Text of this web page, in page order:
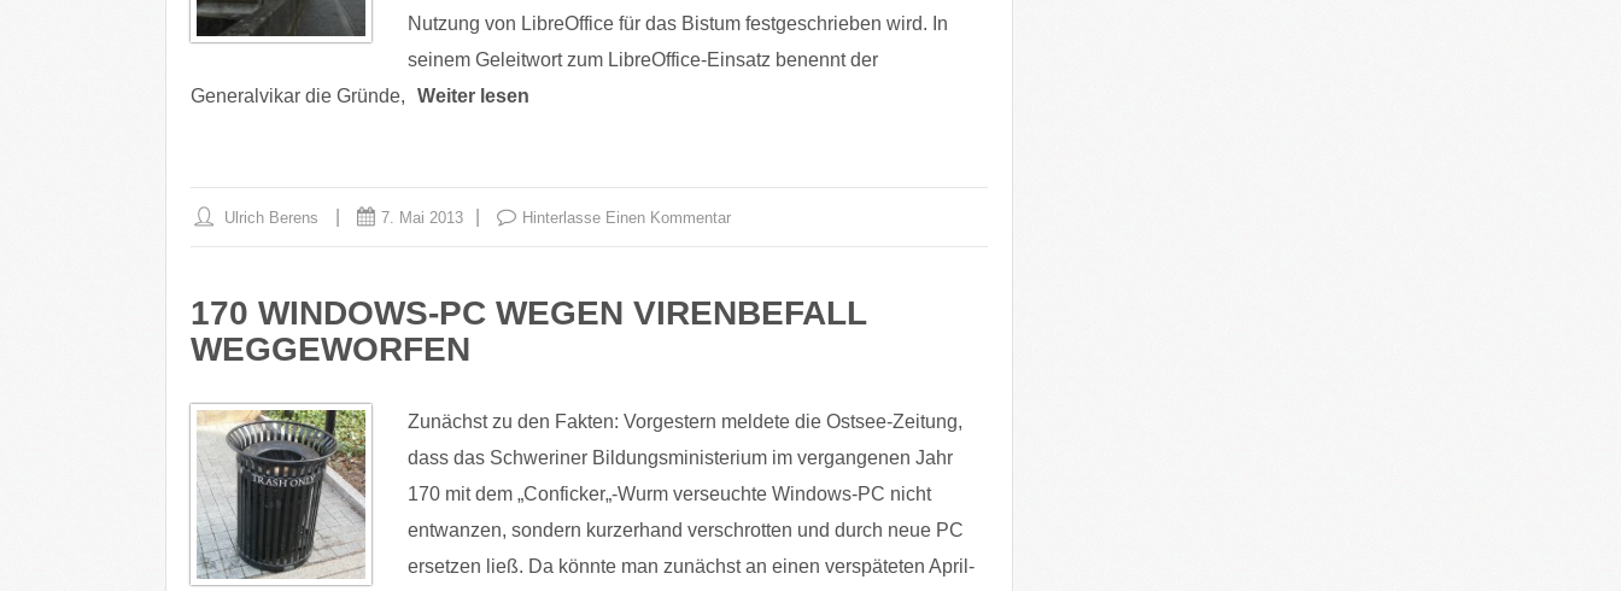
Nutzung von LibreOffice für das Bistum festgeschrieben wird. In
seinem Geleitwort zum LibreOffice-Einsatz benennt der
Generalvikar die Gründe,
Weiter lesen
Ulrich Berens 7. Mai 2013 Hinterlasse Einen Kommentar
170 WINDOWS-PC WEGEN VIRENBEFALL
WEGGEWORFEN
Zunächst zu den Fakten: Vorgestern meldete die Ostsee-Zeitung,
dass das Schweriner Bildungsministerium im vergangenen Jahr
170 mit dem „Conficker„-Wurm verseuchte Windows-PC nicht
entwanzen, sondern kurzerhand verschrotten und durch neue PC
ersetzen ließ. Da könnte man zunächst an einen verspäteten April-